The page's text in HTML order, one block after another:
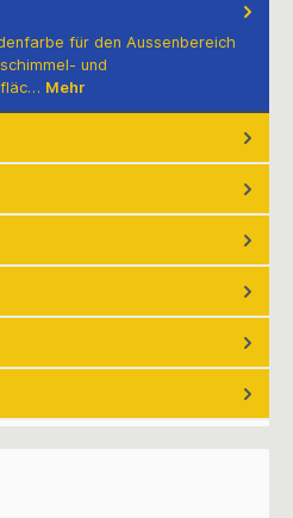
für den Aussenbereich
und
Mehr